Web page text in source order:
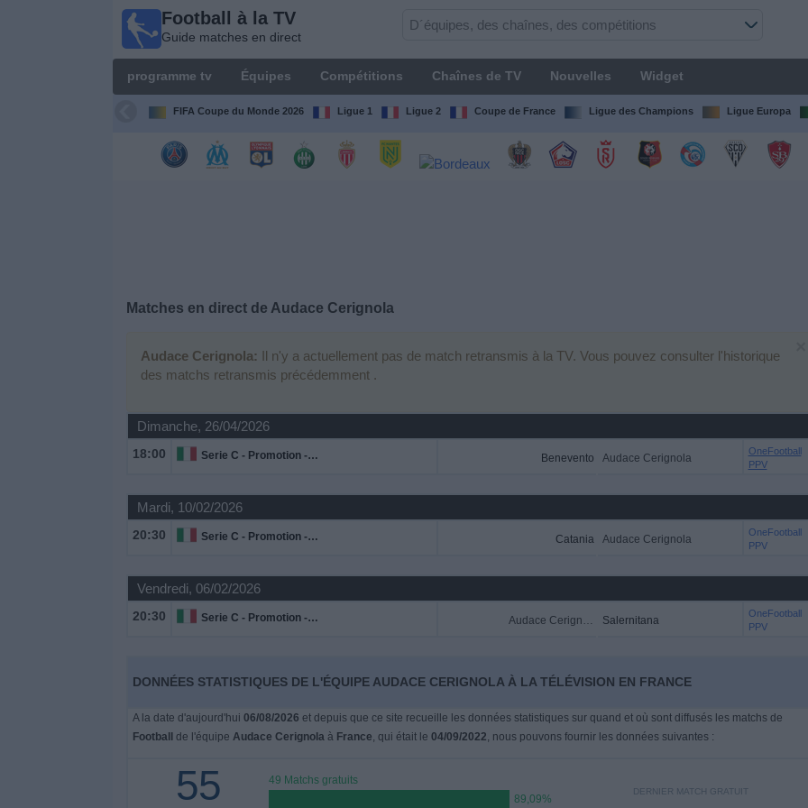
Football à la TV
Guide matches en direct
programme tv Équipes Compétitions Chaînes de TV Nouvelles Widget
FIFA Coupe du Monde 2026 Ligue 1 Ligue 2 Coupe de France Ligue des Champions Ligue Europa
Matches en direct de Audace Cerignola
Audace Cerignola: Il n'y a actuellement pas de match retransmis à la TV. Vous pouvez consulter l'historique
des matchs retransmis précédemment .
Dimanche, 26/04/2026
18:00 Serie C - Promotion - Play Offs Benevento Audace Cerignola
OneFootball
PPV
Mardi, 10/02/2026
20:30 Serie C - Promotion - Play Offs Catania Audace Cerignola
OneFootball
PPV
Vendredi, 06/02/2026
20:30 Serie C - Promotion - Play Offs Audace Cerignola Salernitana
OneFootball
PPV
DONNÉES STATISTIQUES DE L'ÉQUIPE AUDACE CERIGNOLA À LA TÉLÉVISION EN FRANCE
A la date d'aujourd'hui 06/08/2026 et depuis que ce site recueille les données statistiques sur quand et où sont diffusés les matchs de
Football
de l'équipe Audace Cerignolaà France, qui était le 04/09/2022, nous pouvons fournir les données suivantes :
55
49 Matchs gratuits
89,09%
DERNIER MATCH GRATUIT